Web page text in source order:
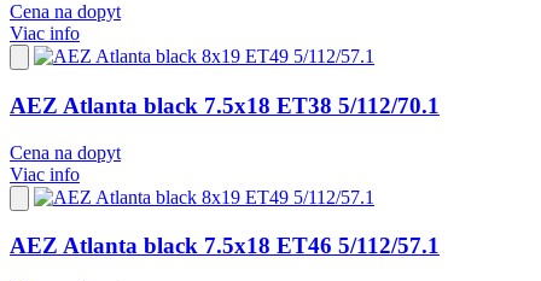
Cena na dopyt
Viac info
Pridať
do
AEZ Atlanta black 7.5x18 ET38 5/112/70.1
Cena na dopyt
Viac info
Pridať
do
AEZ Atlanta black 7.5x18 ET46 5/112/57.1